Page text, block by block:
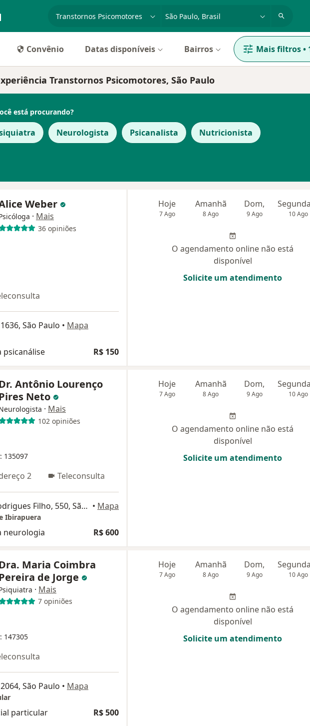
Convênio Datas disponíveis Bairros Mais filtros•
Transtornos Psicomotores, São Paulo
está procurando?
Neurologista Psicanalista Nutricionista
Weber
· Mais
36 opiniões
São Paulo • Mapa
psicanálise R$ 150
Hoje
7 Ago
Amanhã
8 Ago
Dom,
9 Ago 10 Ago
O agendamento online não está
disponível
Solicite um atendimento
Antônio Lourenço
Neto
· Mais
102 opiniões
135097
2 Teleconsulta
Rua Agostinho Rodrigues Filho, 550, São Paulo • Mapa
Ibirapuera
neurologia R$ 600
Hoje
7 Ago
Amanhã
8 Ago
Dom,
9 Ago 10 Ago
O agendamento online não está
disponível
Solicite um atendimento
Maria Coimbra
de Jorge
· Mais
7 opiniões
147305
São Paulo • Mapa
particular R$ 500
Hoje
7 Ago
Amanhã
8 Ago
Dom,
9 Ago 10 Ago
O agendamento online não está
disponível
Solicite um atendimento